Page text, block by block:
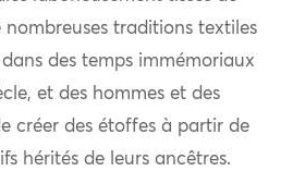
nombreuses traditions textiles
des temps immémoriaux
et des hommes et des
créer des étoffes à partir de
hérités de leurs ancêtres.